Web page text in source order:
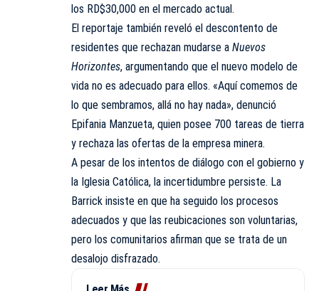
los RD$30,000 en el mercado actual.
El reportaje también reveló el descontento de
residentes que rechazan mudarse a Nuevos
Horizontes, argumentando que el nuevo modelo de
vida no es adecuado para ellos. «Aquí comemos de
lo que sembramos, allá no hay nada», denunció
Epifania Manzueta, quien posee 700 tareas de tierra
y rechaza las ofertas de la empresa minera.
A pesar de los intentos de diálogo con el gobierno y
la Iglesia Católica, la incertidumbre persiste. La
Barrick insiste en que ha seguido los procesos
adecuados y que las reubicaciones son voluntarias,
pero los comunitarios afirman que se trata de un
desalojo disfrazado.